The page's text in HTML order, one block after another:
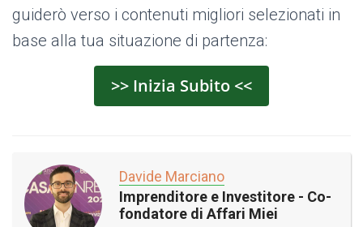
guiderò verso i contenuti migliori selezionati in
base alla tua situazione di partenza:
>> Inizia Subito <<
Davide Marciano
Imprenditore e Investitore - Co-
fondatore di Affari Miei